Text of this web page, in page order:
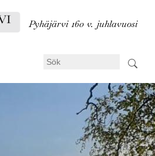
till
Pyhäjärvi 160 v. juhlavuosi
Sök